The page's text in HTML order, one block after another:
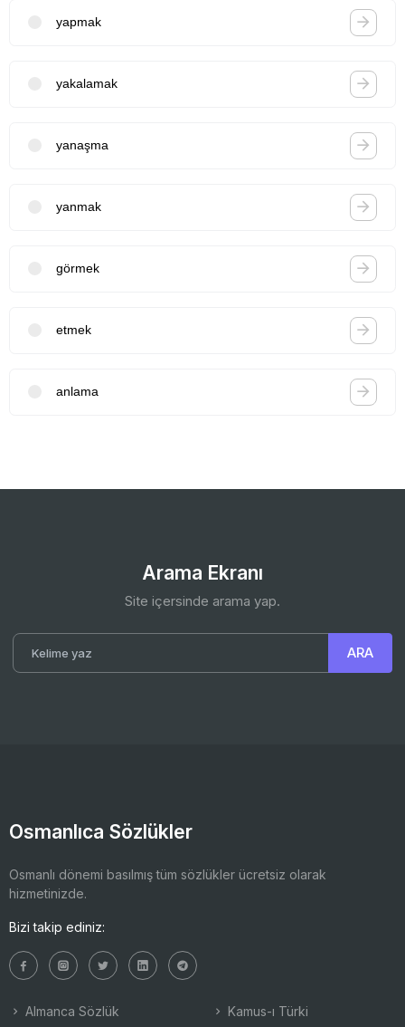
yapmak
yakalamak
yanaşma
yanmak
görmek
etmek
anlama
Arama Ekranı
Site içersinde arama yap.
Osmanlıca Sözlükler
Osmanlı dönemi basılmış tüm sözlükler ücretsiz olarak
hizmetinizde.
Bizi takip ediniz:
Almanca Sözlük Kamus-ı Türki